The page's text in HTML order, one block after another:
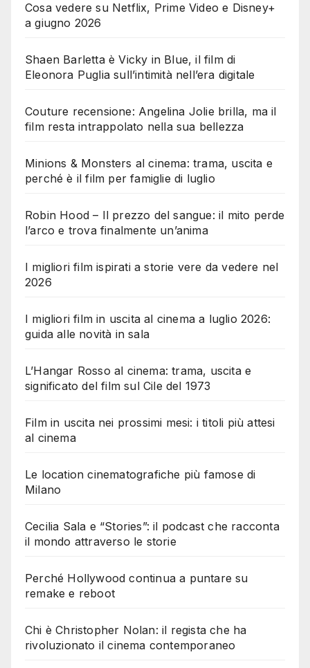
Cosa vedere su Netflix, Prime Video e Disney+
a giugno 2026
Shaen Barletta è Vicky in Blue, il film di
Eleonora Puglia sull’intimità nell’era digitale
Couture recensione: Angelina Jolie brilla, ma il
film resta intrappolato nella sua bellezza
Minions & Monsters al cinema: trama, uscita e
perché è il film per famiglie di luglio
Robin Hood – Il prezzo del sangue: il mito perde
l’arco e trova finalmente un’anima
I migliori film ispirati a storie vere da vedere nel
2026
I migliori film in uscita al cinema a luglio 2026:
guida alle novità in sala
L’Hangar Rosso al cinema: trama, uscita e
significato del film sul Cile del 1973
Film in uscita nei prossimi mesi: i titoli più attesi
al cinema
Le location cinematografiche più famose di
Milano
Cecilia Sala e “Stories”: il podcast che racconta
il mondo attraverso le storie
Perché Hollywood continua a puntare su
remake e reboot
Chi è Christopher Nolan: il regista che ha
rivoluzionato il cinema contemporaneo